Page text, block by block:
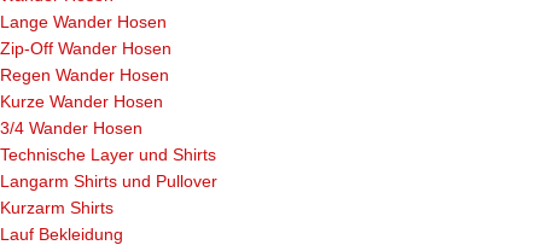
Lange Wander Hosen
Zip-Off Wander Hosen
Regen Wander Hosen
Kurze Wander Hosen
3/4 Wander Hosen
Technische Layer und Shirts
Langarm Shirts und Pullover
Kurzarm Shirts
Lauf Bekleidung